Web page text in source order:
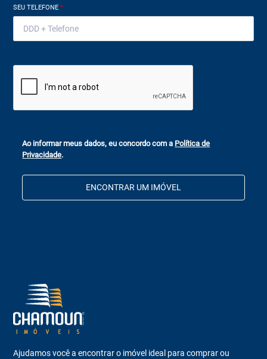
SEU TELEFONE*
Ao informar meus dados, eu concordo com a Política de
Privacidade.
ENCONTRAR UM IMÓVEL
Ajudamos você a encontrar o imóvel ideal para comprar ou